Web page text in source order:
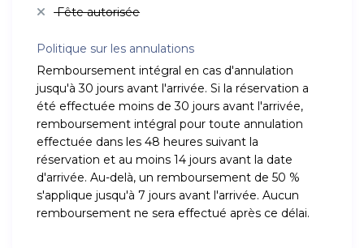
Fête autorisée
Politique sur les annulations
Remboursement intégral en cas d'annulation
jusqu'à 30 jours avant l'arrivée. Si la réservation a
été effectuée moins de 30 jours avant l'arrivée,
remboursement intégral pour toute annulation
effectuée dans les 48 heures suivant la
réservation et au moins 14 jours avant la date
d'arrivée. Au-delà, un remboursement de 50 %
s'applique jusqu'à 7 jours avant l'arrivée. Aucun
remboursement ne sera effectué après ce délai.